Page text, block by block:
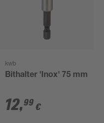
kwb
Bithalter 'Inox' 75 mm
12,99 €